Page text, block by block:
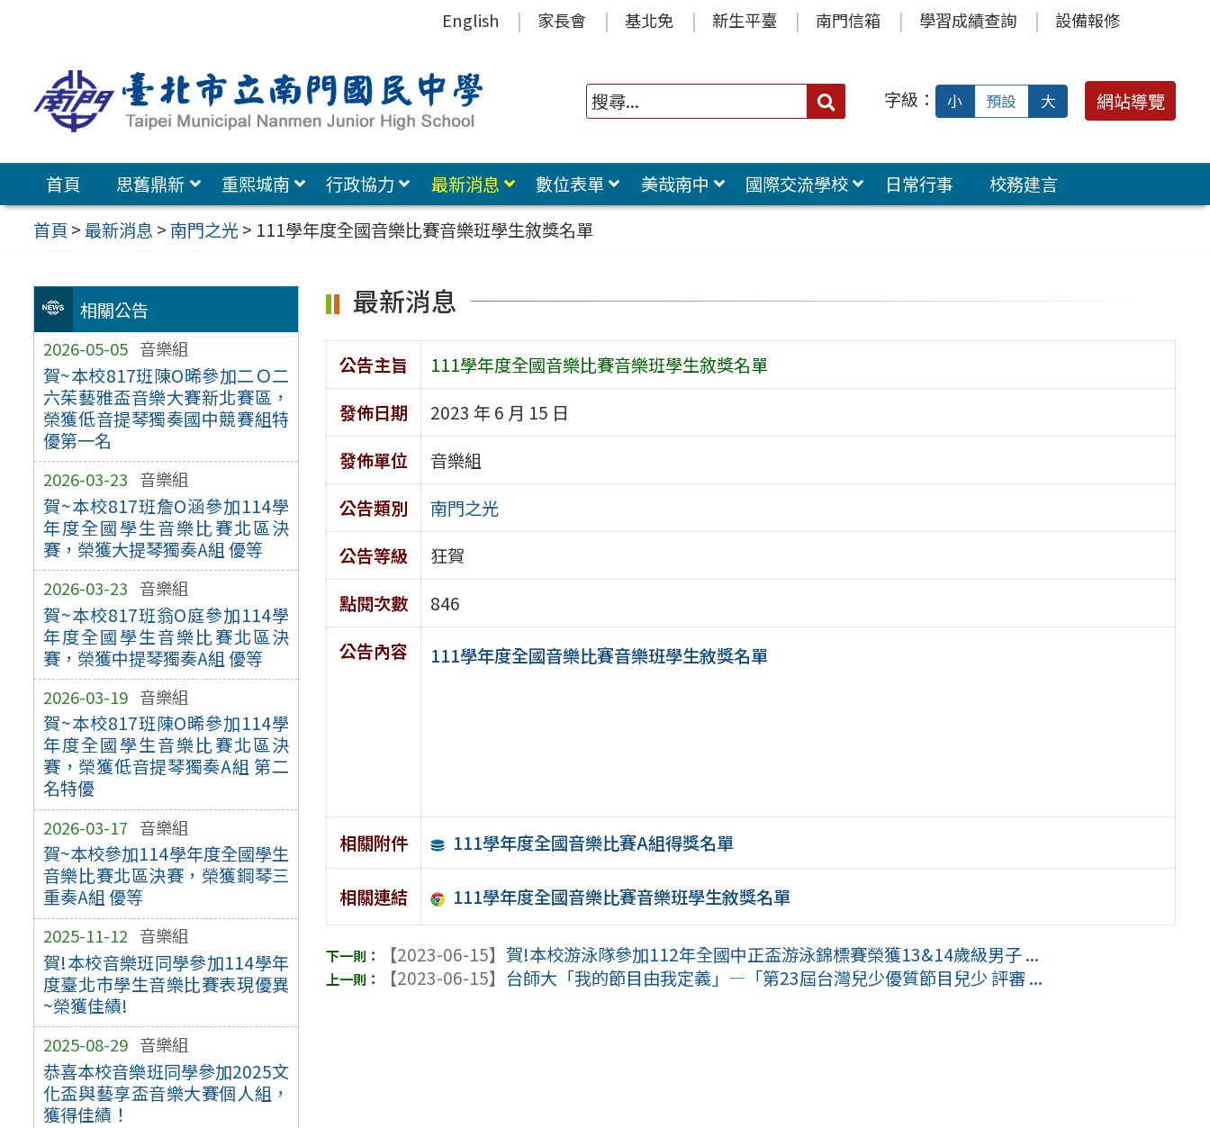
容
區
English 家長會 基北免 新生平臺 南門信箱 學習成績查詢 設備報修
搜
字級： 小 預設 大 網站導覽
首頁 思舊鼎新 重熙城南 行政協力 最新消息 數位表單 美哉南中 國際交流學校 日常行事
校務建言
首頁 >最新消息 >南門之光> 111學年度全國音樂比賽音樂班學生敘獎名單
相關公告
2026-05-05 音樂組
賀~本校817班陳O晞參加二Ｏ二
六茱藝雅盃音樂大賽新北賽區，
榮獲低音提琴獨奏國中競賽組特
優第一名
2026-03-23 音樂組
賀~本校817班詹O涵參加114學
年度全國學生音樂比賽北區決
賽，榮獲大提琴獨奏A組 優等
2026-03-23 音樂組
賀~本校817班翁O庭參加114學
年度全國學生音樂比賽北區決
賽，榮獲中提琴獨奏A組 優等
2026-03-19 音樂組
賀~本校817班陳O晞參加114學
年度全國學生音樂比賽北區決
賽，榮獲低音提琴獨奏A組 第二
名特優
2026-03-17 音樂組
賀~本校參加114學年度全國學生
音樂比賽北區決賽，榮獲鋼琴三
重奏A組 優等
2025-11-12 音樂組
賀!本校音樂班同學參加114學年
度臺北市學生音樂比賽表現優異
~榮獲佳績!
2025-08-29 音樂組
恭喜本校音樂班同學參加2025文
化盃與藝享盃音樂大賽個人組，
獲得佳績！
最新消息
公告主旨
111學年度全國音樂比賽音樂班學生敘獎名單
發佈日期
2023 年 6 月 15 日
發佈單位
音樂組
公告類別
南門之光
公告等級
狂賀
點閱次數
846
公告內容
111學年度全國音樂比賽音樂班學生敘獎名單
相關附件 111學年度全國音樂比賽A組得獎名單
相關連結 111學年度全國音樂比賽音樂班學生敘獎名單
【2023-06-15】 賀!本校游泳隊參加112年全國中正盃游泳錦標賽榮獲13&14歲級男子 ...
【2023-06-15】 台師大「我的節目由我定義」—「第23屆台灣兒少優質節目兒少 評審 ...